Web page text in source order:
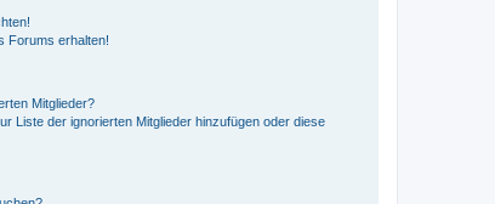
Forums erhalten!
Mitglieder?
Liste der ignorierten Mitglieder hinzufügen oder diese